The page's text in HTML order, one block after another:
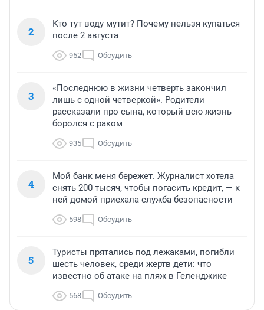
2
Кто тут воду мутит? Почему нельзя купаться
после 2 августа
952 Обсудить
3
«Последнюю в жизни четверть закончил
лишь с одной четверкой». Родители
рассказали про сына, который всю жизнь
боролся с раком
935 Обсудить
4
Мой банк меня бережет. Журналист хотела
снять 200 тысяч, чтобы погасить кредит, — к
ней домой приехала служба безопасности
598 Обсудить
5
Туристы прятались под лежаками, погибли
шесть человек, среди жертв дети: что
известно об атаке на пляж в Геленджике
568 Обсудить